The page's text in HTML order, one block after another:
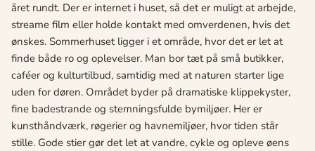
året rundt. Der er internet i huset, så det er muligt at arbejde,
streame film eller holde kontakt med omverdenen, hvis det
ønskes. Sommerhuset ligger i et område, hvor det er let at
finde både ro og oplevelser. Man bor tæt på små butikker,
caféer og kulturtilbud, samtidig med at naturen starter lige
uden for døren. Området byder på dramatiske klippekyster,
fine badestrande og stemningsfulde bymiljøer. Her er
kunsthåndværk, røgerier og havnemiljøer, hvor tiden står
stille. Gode stier gør det let at vandre, cykle og opleve øens